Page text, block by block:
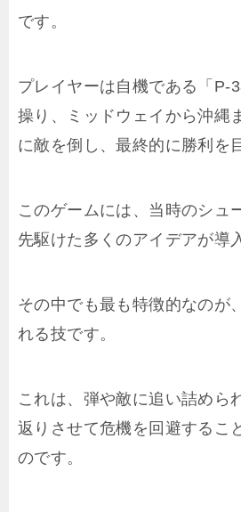
です。
プレイヤーは自機である「P-
操り、ミッドウェイから沖縄
に敵を倒し、最終的に勝利を
このゲームには、当時のシュ
先駆けた多くのアイデアが導
その中でも最も特徴的なのが
れる技です。
これは、弾や敵に追い詰めら
返りさせて危機を回避するこ
のです。